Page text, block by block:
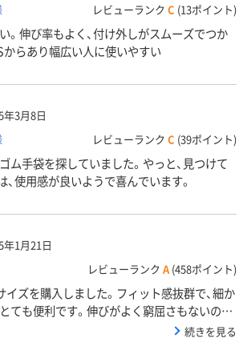
レビューランク C (13ポイント)
。伸び率もよく、付け外しがスムーズでつか
からあり幅広い人に使いやすい
年3月8日
レビューランク C (39ポイント)
ム手袋を探していました。やっと、見つけて
、使用感が良いようで喜んでいます。
年1月21日
レビューランク A (458ポイント)
ズを購入しました。フィット感抜群で、細か
ても便利です。伸びがよく窮屈さもないので
100枚入りとたっぷりな容量なので、買い足し
続きを見る